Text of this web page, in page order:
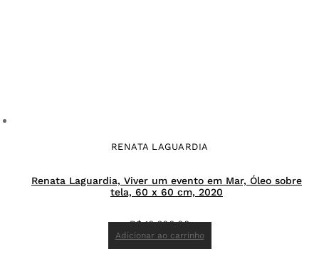
RENATA LAGUARDIA
Renata Laguardia, Viver um evento em Mar, Óleo sobre
tela, 60 x 60 cm, 2020
R$10.600,00
Adicionar ao carrinho